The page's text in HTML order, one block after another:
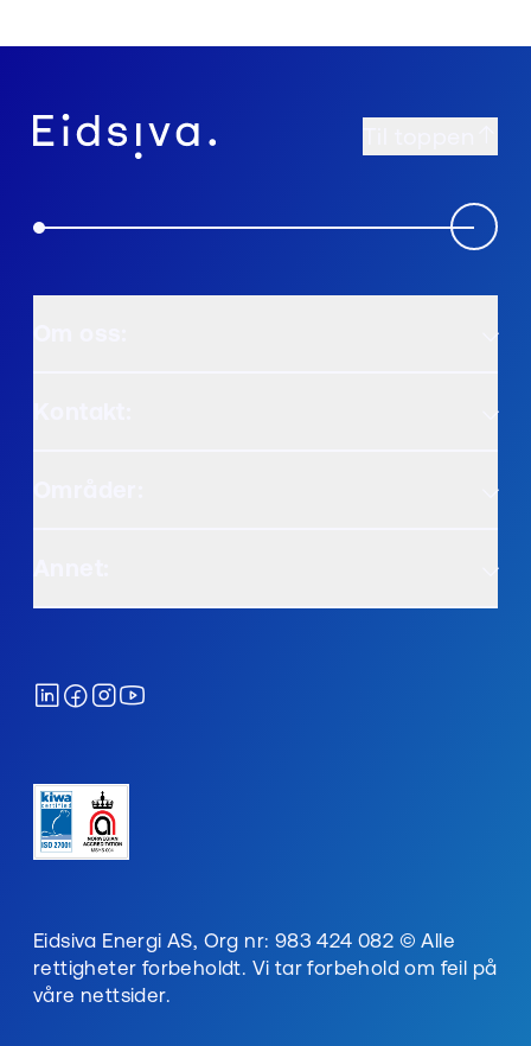
Eidsiva Energi AS, Org nr: 983 424 082 © Alle
rettigheter forbeholdt. Vi tar forbehold om feil på
våre nettsider.